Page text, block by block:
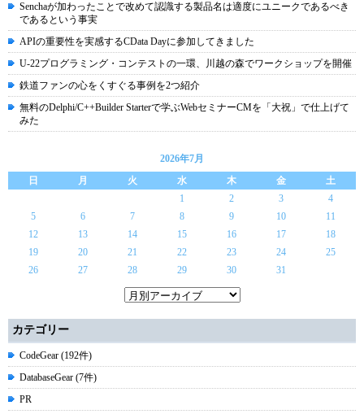
Senchaが加わったことで改めて認識する製品名は適度にユニークであるべき
であるという事実
APIの重要性を実感するCData Dayに参加してきました
U-22プログラミング・コンテストの一環、川越の森でワークショップを開催
鉄道ファンの心をくすぐる事例を2つ紹介
無料のDelphi/C++Builder Starterで学ぶWebセミナーCMを「大祝」で仕上げて
みた
2026年7月
日
月 火 水 木 金
土
1
2 3
4
5
6 7 8 9 10
11
12
13 14 15 16 17
18
19
20 21 22 23 24
25
26
27 28 29 30 31
カテゴリー
CodeGear (192件)
DatabaseGear (7件)
PR